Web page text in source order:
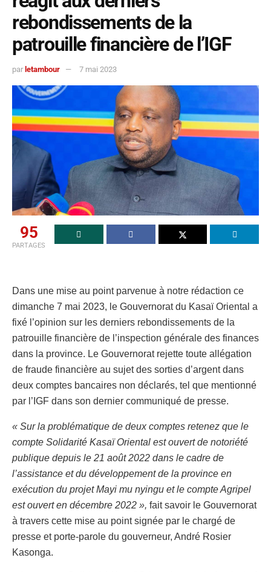
rebondissements de la
patrouille financière de l’IGF
par letambour 7 mai 2023
95
PARTAGES
Dans une mise au point parvenue à notre rédaction ce
dimanche 7 mai 2023, le Gouvernorat du Kasaï Oriental a
fixé l’opinion sur les derniers rebondissements de la
patrouille financière de l’inspection générale des finances
dans la province. Le Gouvernorat rejette toute allégation
de fraude financière au sujet des sorties d’argent dans
deux comptes bancaires non déclarés, tel que mentionné
par l’IGF dans son dernier communiqué de presse.
« Sur la problématique de deux comptes retenez que le
compte Solidarité Kasaï Oriental est ouvert de notoriété
publique depuis le 21 août 2022 dans le cadre de
l’assistance et du développement de la province en
exécution du projet Mayi mu nyingu et le compte Agripel
est ouvert en décembre 2022 », fait savoir le Gouvernorat
à travers cette mise au point signée par le chargé de
presse et porte-parole du gouverneur, André Rosier
Kasonga.